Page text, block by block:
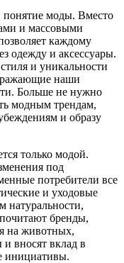
понятие моды. Вместо
и массовыми
каждому
одежду и аксессуары.
и уникальности
наши
Больше не нужно
модным трендам,
и образу
только модой.
под
потребители все
и уходовые
натуральности,
бренды,
на животных,
вносят вклад в
инициативы.